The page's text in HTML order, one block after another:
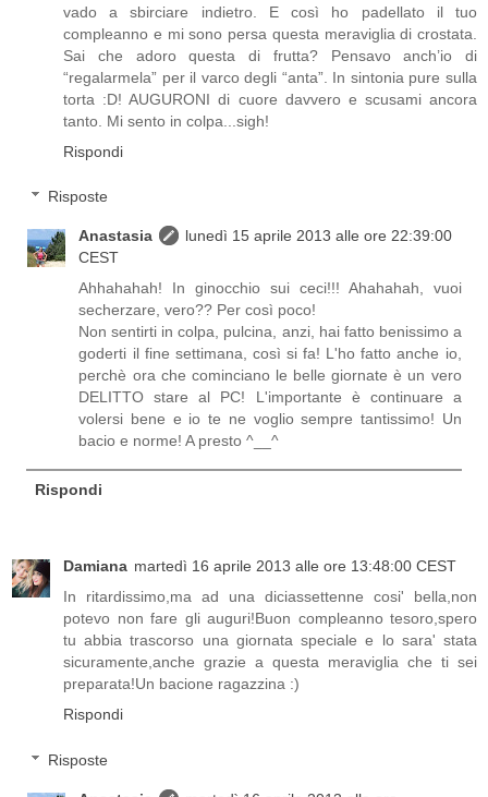
vado a sbirciare indietro. E così ho padellato il tuo
compleanno e mi sono persa questa meraviglia di crostata.
Sai che adoro questa di frutta? Pensavo anch’io di
“regalarmela” per il varco degli “anta”. In sintonia pure sulla
torta :D! AUGURONI di cuore davvero e scusami ancora
tanto. Mi sento in colpa...sigh!
Rispondi
Risposte
Anastasia
lunedì 15 aprile 2013 alle ore 22:39:00
CEST
Ahhahahah! In ginocchio sui ceci!!! Ahahahah, vuoi
secherzare, vero?? Per così poco!
Non sentirti in colpa, pulcina, anzi, hai fatto benissimo a
goderti il fine settimana, così si fa! L'ho fatto anche io,
perchè ora che cominciano le belle giornate è un vero
DELITTO stare al PC! L'importante è continuare a
volersi bene e io te ne voglio sempre tantissimo! Un
bacio e norme! A presto ^__^
Rispondi
Damiana martedì 16 aprile 2013 alle ore 13:48:00 CEST
In ritardissimo,ma ad una diciassettenne cosi' bella,non
potevo non fare gli auguri!Buon compleanno tesoro,spero
tu abbia trascorso una giornata speciale e lo sara' stata
sicuramente,anche grazie a questa meraviglia che ti sei
preparata!Un bacione ragazzina :)
Rispondi
Risposte